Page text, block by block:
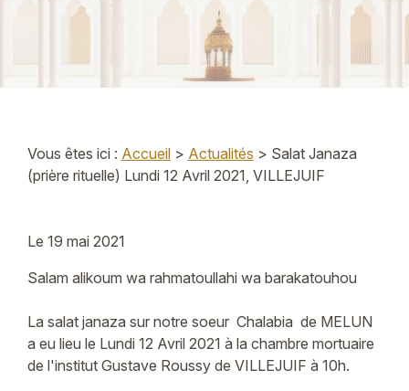
Vous êtes ici : Accueil> Actualités > Salat Janaza
(prière rituelle) Lundi 12 Avril 2021, VILLEJUIF
Le 19 mai 2021
Salam alikoum wa rahmatoullahi wa barakatouhou
La salat janaza sur notre soeur Chalabia de MELUN
a eu lieu le Lundi 12 Avril 2021 à la chambre mortuaire
de l'institut Gustave Roussy de VILLEJUIF à 10h.